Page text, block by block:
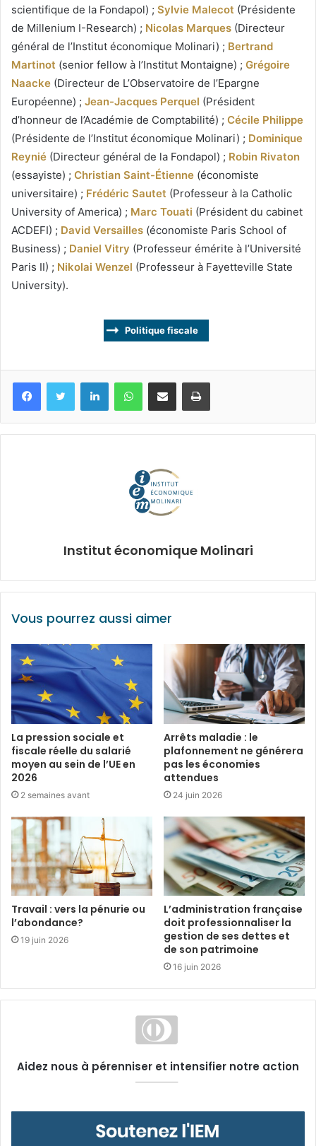
scientifique de la Fondapol) ; Sylvie Malecot (Présidente
de Millenium I-Research) ; Nicolas Marques (Directeur
général de l’Institut économique Molinari) ; Bertrand
Martinot (senior fellow à l’Institut Montaigne) ; Grégoire
Naacke (Directeur de L’Observatoire de l’Epargne
Européenne) ; Jean-Jacques Perquel (Président
d’honneur de l’Académie de Comptabilité) ; Cécile Philippe
(Présidente de l’Institut économique Molinari) ; Dominique
Reynié (Directeur général de la Fondapol) ; Robin Rivaton
(essayiste) ; Christian Saint-Étienne (économiste
universitaire) ; Frédéric Sautet (Professeur à la Catholic
University of America) ; Marc Touati (Président du cabinet
ACDEFI) ; David Versailles (économiste Paris School of
Business) ; Daniel Vitry (Professeur émérite à l’Université
Paris II) ; Nikolai Wenzel (Professeur à Fayetteville State
University).
Politique fiscale
FacebookTwitter LinkedinWhatsApp
Partagez par mail Imprimez
Institut économique Molinari
Vous pourrez aussi aimer
La pression sociale et
fiscale réelle du salarié
moyen au sein de l’UE en
2026
2 semaines avant
Arrêts maladie : le
plafonnement ne générera
pas les économies
attendues
24 juin 2026
Travail : vers la pénurie ou
l’abondance?
19 juin 2026
L’administration française
doit professionnaliser la
gestion de ses dettes et
de son patrimoine
16 juin 2026
Aidez nous à pérenniser et intensifier notre action